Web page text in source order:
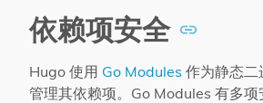
依赖项安全
Hugo 使用 Go Modules 作为静态二
管理其依赖项。Go Modules 有多项